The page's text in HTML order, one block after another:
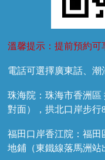
溫馨提示：提前預約
電話可選擇廣東話、
珠海院：珠海市香洲區
對面），拱北口岸步行
福田口岸香江院：福田
地鋪（東鐵線落馬洲站